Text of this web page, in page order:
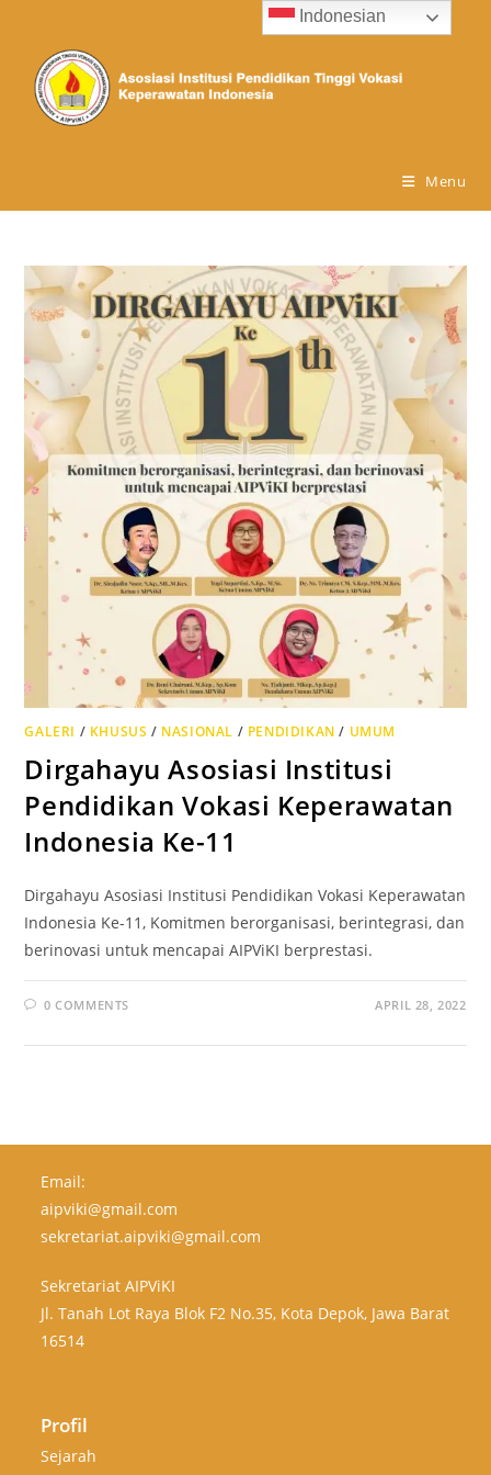
Menu
GALERI / KHUSUS / NASIONAL / PENDIDIKAN / UMUM
Dirgahayu Asosiasi Institusi
Pendidikan Vokasi Keperawatan
Indonesia Ke-11
Dirgahayu Asosiasi Institusi Pendidikan Vokasi Keperawatan
Indonesia Ke-11, Komitmen berorganisasi, berintegrasi, dan
berinovasi untuk mencapai AIPViKI berprestasi.
0 COMMENTS APRIL 28, 2022
Email:
aipviki@gmail.com
sekretariat.aipviki@gmail.com
Sekretariat AIPViKI
Jl. Tanah Lot Raya Blok F2 No.35, Kota Depok, Jawa Barat
16514
Profil
Sejarah
Indonesian